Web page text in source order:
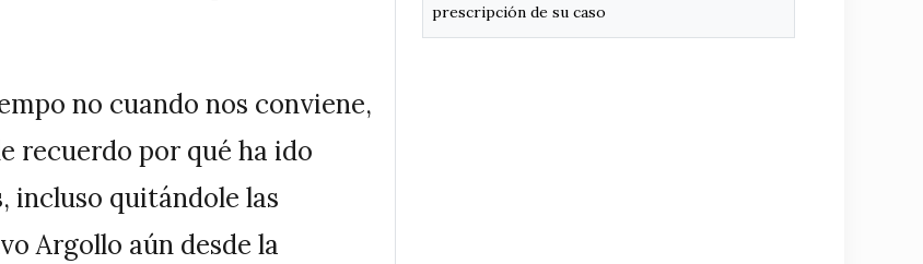
no cuando nos conviene,
recuerdo por qué ha ido
incluso quitándole las
Argollo aún desde la
prescripción de su caso